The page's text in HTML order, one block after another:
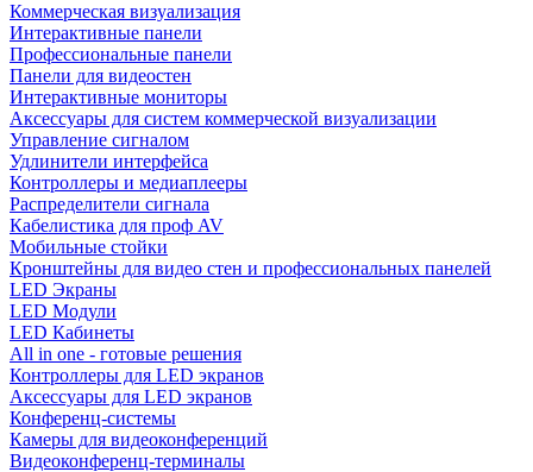
Коммерческая визуализация
Интерактивные панели
Профессиональные панели
Панели для видеостен
Интерактивные мониторы
Аксессуары для систем коммерческой визуализации
Управление сигналом
Удлинители интерфейса
Контроллеры и медиаплееры
Распределители сигнала
Кабелистика для проф AV
Мобильные стойки
Кронштейны для видео стен и профессиональных панелей
LED Экраны
LED Модули
LED Кабинеты
All in one - готовые решения
Контроллеры для LED экранов
Аксессуары для LED экранов
Конференц-системы
Камеры для видеоконференций
Видеоконференц-терминалы